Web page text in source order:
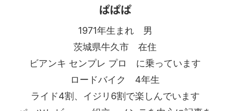
ぱぱぱ
1971年生まれ 男
茨城県牛久市 在住
ビアンキ センプレ プロ に乗っています
ロードバイク 4年生
ライド4割、イジリ6割で楽しんでいます